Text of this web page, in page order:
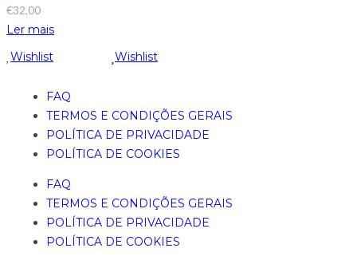
€32,00
Ler mais
Wishlist
Wishlist
FAQ
TERMOS E CONDIÇÕES GERAIS
POLÍTICA DE PRIVACIDADE
POLÍTICA DE COOKIES
FAQ
TERMOS E CONDIÇÕES GERAIS
POLÍTICA DE PRIVACIDADE
POLÍTICA DE COOKIES